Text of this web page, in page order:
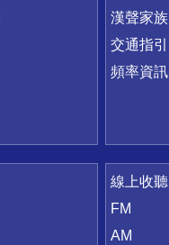
漢聲家族
交通指引
頻率資訊
線上收聽
FM
AM